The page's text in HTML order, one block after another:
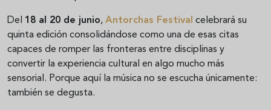
Del 18 al 20 de junio, Antorchas Festival celebrará su
quinta edición consolidándose como una de esas citas
capaces de romper las fronteras entre disciplinas y
convertir la experiencia cultural en algo mucho más
sensorial. Porque aquí la música no se escucha únicamente:
también se degusta.